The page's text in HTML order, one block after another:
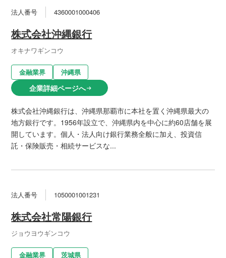
法人番号 4360001000406
株式会社沖縄銀行
オキナワギンコウ
金融業界 沖縄県
企業詳細ページへarrow_right_alt
株式会社沖縄銀行は、沖縄県那覇市に本社を置く沖縄県最大の
地方銀行です。1956年設立で、沖縄県内を中心に約60店舗を展
開しています。個人・法人向け銀行業務全般に加え、投資信
託・保険販売・相続サービスな...
法人番号 1050001001231
株式会社常陽銀行
ジョウヨウギンコウ
金融業界 茨城県